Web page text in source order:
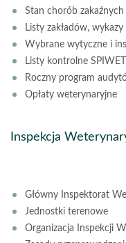
Stan chorób
Listy zakładów,
Wybrane wytyczne i
Listy kontrolne SPIWET
Roczny program
Opłaty weterynaryjne
Inspekcja
Główny Inspektorat
Jednostki terenowe
Organizacja Inspekcji